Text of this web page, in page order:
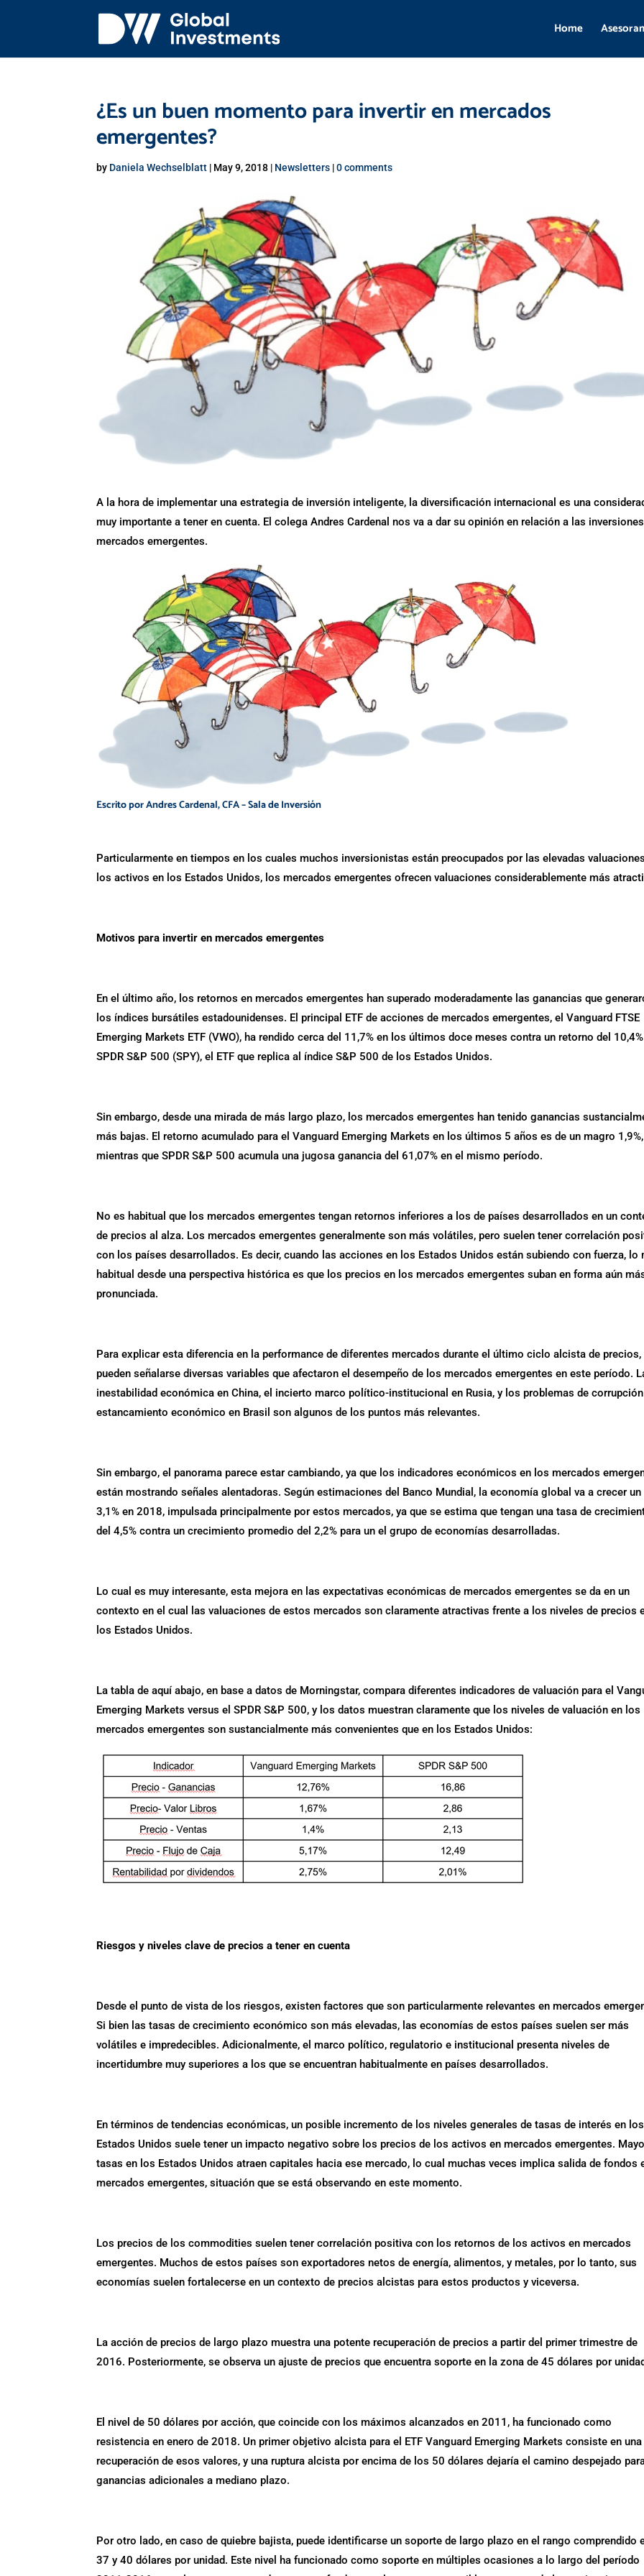
Home
¿Es un buen momento para invertir en mercados
emergentes?
by Daniela Wechselblatt | May 9, 2018 | Newsletters |0 comments
A la hora de implementar una estrategia de inversión inteligente, la diversificación internacional es una
muy importante a tener en cuenta. El colega Andres Cardenal nos va a dar su opinión en relación a las
mercados emergentes.
Escrito por Andres Cardenal, CFA – Sala de Inversión
Particularmente en tiempos en los cuales muchos inversionistas están preocupados por las elevadas
los activos en los Estados Unidos, los mercados emergentes ofrecen valuaciones considerablemente más
Motivos para invertir en mercados emergentes
En el último año, los retornos en mercados emergentes han superado moderadamente las ganancias que
los índices bursátiles estadounidenses. El principal ETF de acciones de mercados emergentes, el Vanguard FTSE
Emerging Markets ETF (VWO), ha rendido cerca del 11,7% en los últimos doce meses contra un retorno del 10,4%
SPDR S&P 500 (SPY), el ETF que replica al índice S&P 500 de los Estados Unidos.
Sin embargo, desde una mirada de más largo plazo, los mercados emergentes han tenido ganancias
más bajas. El retorno acumulado para el Vanguard Emerging Markets en los últimos 5 años es de un magro 1,9%,
mientras que SPDR S&P 500 acumula una jugosa ganancia del 61,07% en el mismo período.
No es habitual que los mercados emergentes tengan retornos inferiores a los de países desarrollados en un
de precios al alza. Los mercados emergentes generalmente son más volátiles, pero suelen tener correlación
con los países desarrollados. Es decir, cuando las acciones en los Estados Unidos están subiendo con fuerza, lo
habitual desde una perspectiva histórica es que los precios en los mercados emergentes suban en forma aún
pronunciada.
Para explicar esta diferencia en la performance de diferentes mercados durante el último ciclo alcista de precios,
pueden señalarse diversas variables que afectaron el desempeño de los mercados emergentes en este período.
inestabilidad económica en China, el incierto marco político-institucional en Rusia, y los problemas de
estancamiento económico en Brasil son algunos de los puntos más relevantes.
Sin embargo, el panorama parece estar cambiando, ya que los indicadores económicos en los mercados
están mostrando señales alentadoras. Según estimaciones del Banco Mundial, la economía global va a crecer un
3,1% en 2018, impulsada principalmente por estos mercados, ya que se estima que tengan una tasa de
del 4,5% contra un crecimiento promedio del 2,2% para un el grupo de economías desarrolladas.
Lo cual es muy interesante, esta mejora en las expectativas económicas de mercados emergentes se da en un
contexto en el cual las valuaciones de estos mercados son claramente atractivas frente a los niveles de precios
los Estados Unidos.
La tabla de aquí abajo, en base a datos de Morningstar, compara diferentes indicadores de valuación para el
Emerging Markets versus el SPDR S&P 500, y los datos muestran claramente que los niveles de valuación en los
mercados emergentes son sustancialmente más convenientes que en los Estados Unidos:
Riesgos y niveles clave de precios a tener en cuenta
Desde el punto de vista de los riesgos, existen factores que son particularmente relevantes en mercados
Si bien las tasas de crecimiento económico son más elevadas, las economías de estos países suelen ser más
volátiles e impredecibles. Adicionalmente, el marco político, regulatorio e institucional presenta niveles de
incertidumbre muy superiores a los que se encuentran habitualmente en países desarrollados.
En términos de tendencias económicas, un posible incremento de los niveles generales de tasas de interés en los
Estados Unidos suele tener un impacto negativo sobre los precios de los activos en mercados emergentes.
tasas en los Estados Unidos atraen capitales hacia ese mercado, lo cual muchas veces implica salida de fondos
mercados emergentes, situación que se está observando en este momento.
Los precios de los commodities suelen tener correlación positiva con los retornos de los activos en mercados
emergentes. Muchos de estos países son exportadores netos de energía, alimentos, y metales, por lo tanto, sus
economías suelen fortalecerse en un contexto de precios alcistas para estos productos y viceversa.
La acción de precios de largo plazo muestra una potente recuperación de precios a partir del primer trimestre de
2016. Posteriormente, se observa un ajuste de precios que encuentra soporte en la zona de 45 dólares por
El nivel de 50 dólares por acción, que coincide con los máximos alcanzados en 2011, ha funcionado como
resistencia en enero de 2018. Un primer objetivo alcista para el ETF Vanguard Emerging Markets consiste en una
recuperación de esos valores, y una ruptura alcista por encima de los 50 dólares dejaría el camino despejado
ganancias adicionales a mediano plazo.
Por otro lado, en caso de quiebre bajista, puede identificarse un soporte de largo plazo en el rango comprendido
37 y 40 dólares por unidad. Este nivel ha funcionado como soporte en múltiples ocasiones a lo largo del período